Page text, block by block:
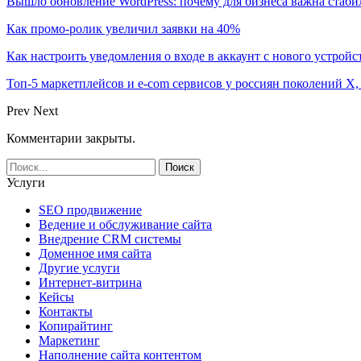
Как промо-ролик увеличил заявки на 40%
Как настроить уведомления о входе в аккаунт с нового
Топ-5 маркетплейсов и e-com сервисов у россиян поколений
Prev Next
Комментарии закрыты.
Услуги
SEO продвижение
Ведение и обслуживание сайта
Внедрение CRM системы
Доменное имя сайта
Другие услуги
Интернет-витрина
Кейсы
Контакты
Копирайтинг
Маркетинг
Наполнение сайта контентом